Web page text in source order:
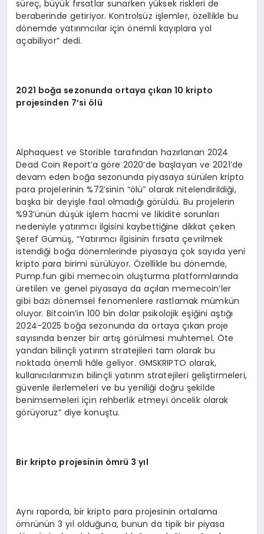
süreç, büyük fırsatlar sunarken yüksek riskleri de
beraberinde getiriyor. Kontrolsüz işlemler, özellikle bu
dönemde yatırımcılar için önemli kayıplara yol
açabiliyor” dedi.
2021 boğa sezonunda ortaya çıkan 10 kripto
projesinden 7’si ölü
Alphaquest ve Storible tarafından hazırlanan 2024
Dead Coin Report’a göre 2020’de başlayan ve 2021’de
devam eden boğa sezonunda piyasaya sürülen kripto
para projelerinin %72’sinin “ölü” olarak nitelendirildiği,
başka bir deyişle faal olmadığı görüldü. Bu projelerin
%93’ünün düşük işlem hacmi ve likidite sorunları
nedeniyle yatırımcı ilgisini kaybettiğine dikkat çeken
Şeref Gümüş, “Yatırımcı ilgisinin fırsata çevrilmek
istendiği boğa dönemlerinde piyasaya çok sayıda yeni
kripto para birimi sürülüyor. Özellikle bu dönemde,
Pump.fun gibi memecoin oluşturma platformlarında
üretilen ve genel piyasaya da açılan memecoin’ler
gibi bazı dönemsel fenomenlere rastlamak mümkün
oluyor. Bitcoin’in 100 bin dolar psikolojik eşiğini aştığı
2024-2025 boğa sezonunda da ortaya çıkan proje
sayısında benzer bir artış görülmesi muhtemel. Öte
yandan bilinçli yatırım stratejileri tam olarak bu
noktada önemli hâle geliyor. GMSKRIPTO olarak,
kullanıcılarımızın bilinçli yatırım stratejileri geliştirmeleri,
güvenle ilerlemeleri ve bu yeniliği doğru şekilde
benimsemeleri için rehberlik etmeyi öncelik olarak
görüyoruz” diye konuştu.
Bir kripto projesinin ömrü 3 yıl
Aynı raporda, bir kripto para projesinin ortalama
ömrünün 3 yıl olduğuna, bunun da tipik bir piyasa